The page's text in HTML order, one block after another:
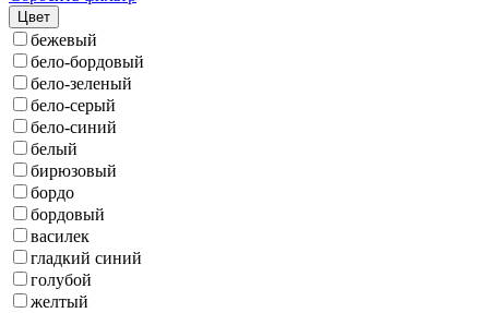
Цвет
бежевый
бело-бордовый
бело-зеленый
бело-серый
бело-синий
белый
бирюзовый
бордо
бордовый
василек
гладкий синий
голубой
желтый